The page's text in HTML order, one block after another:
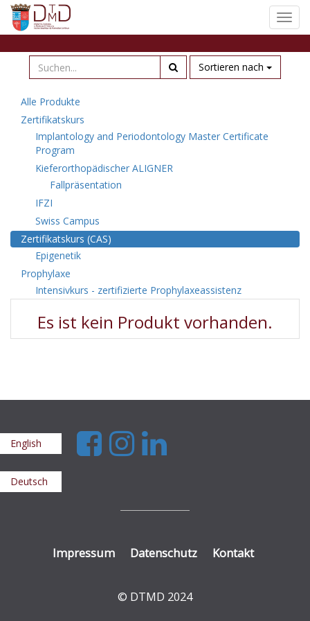
ein-/
Sortieren nach
Alle Produkte
Zertifikatskurs
Implantology and Periodontology Master Certificate
Program
Kieferorthopädischer ALIGNER
Fallpräsentation
IFZI
Swiss Campus
Zertifikatskurs (CAS)
Epigenetik
Prophylaxe
Intensivkurs - zertifizierte Prophylaxeassistenz
Es ist kein Produkt vorhanden.
English
Deutsch
Impressum Datenschutz Kontakt
© DTMD 2024